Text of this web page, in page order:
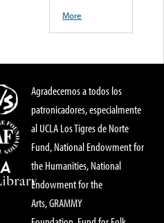
More
Agradecemos a todos los
patronicadores, especialmente
al UCLA Los Tigres de Norte
Fund, National Endowment for
the Humanities, National
Endowment for the
Arts, GRAMMY